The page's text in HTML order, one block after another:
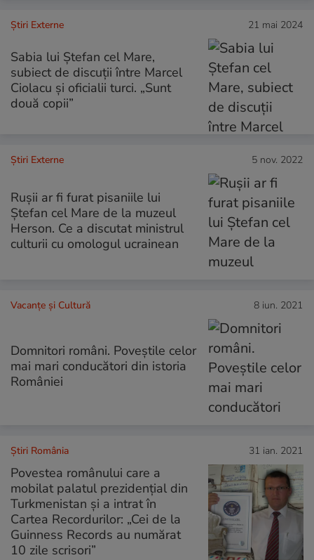
Știri Externe 21 mai 2024
Sabia lui Ștefan cel Mare,
subiect de discuții între Marcel
Ciolacu și oficialii turci. „Sunt
două copii”
Știri Externe 5 nov. 2022
Rușii ar fi furat pisaniile lui
Ștefan cel Mare de la muzeul
Herson. Ce a discutat ministrul
culturii cu omologul ucrainean
Vacanțe și Cultură 8 iun. 2021
Domnitori români. Poveștile celor
mai mari conducători din istoria
României
Știri România 31 ian. 2021
Povestea românului care a
mobilat palatul prezidențial din
Turkmenistan și a intrat în
Cartea Recordurilor: „Cei de la
Guinness Records au numărat
10 zile scrisori”